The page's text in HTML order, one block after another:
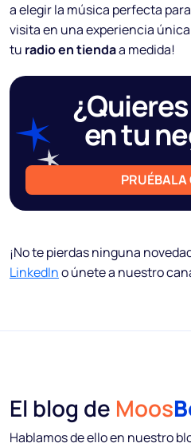
a elegir la música perfecta
visita en una experiencia
tu radio en tiendaa medida!
en tu
PRUÉBALA
¡No te pierdas ninguna
LinkedIno únete a nuestro
El blog de Moos
Hablamos de ello en nuestro